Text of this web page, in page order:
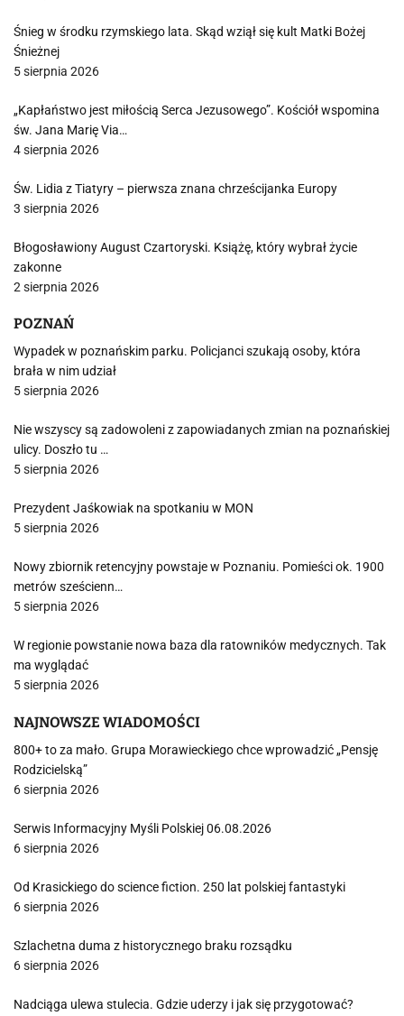
Śnieg w środku rzymskiego lata. Skąd wziął się kult Matki Bożej
Śnieżnej
5 sierpnia 2026
„Kapłaństwo jest miłością Serca Jezusowego”. Kościół wspomina
św. Jana Marię Via…
4 sierpnia 2026
Św. Lidia z Tiatyry – pierwsza znana chrześcijanka Europy
3 sierpnia 2026
Błogosławiony August Czartoryski. Książę, który wybrał życie
zakonne
2 sierpnia 2026
POZNAŃ
Wypadek w poznańskim parku. Policjanci szukają osoby, która
brała w nim udział
5 sierpnia 2026
Nie wszyscy są zadowoleni z zapowiadanych zmian na poznańskiej
ulicy. Doszło tu …
5 sierpnia 2026
Prezydent Jaśkowiak na spotkaniu w MON
5 sierpnia 2026
Nowy zbiornik retencyjny powstaje w Poznaniu. Pomieści ok. 1900
metrów sześcienn…
5 sierpnia 2026
W regionie powstanie nowa baza dla ratowników medycznych. Tak
ma wyglądać
5 sierpnia 2026
NAJNOWSZE WIADOMOŚCI
800+ to za mało. Grupa Morawieckiego chce wprowadzić „Pensję
Rodzicielską”
6 sierpnia 2026
Serwis Informacyjny Myśli Polskiej 06.08.2026
6 sierpnia 2026
Od Krasickiego do science fiction. 250 lat polskiej fantastyki
6 sierpnia 2026
Szlachetna duma z historycznego braku rozsądku
6 sierpnia 2026
Nadciąga ulewa stulecia. Gdzie uderzy i jak się przygotować?